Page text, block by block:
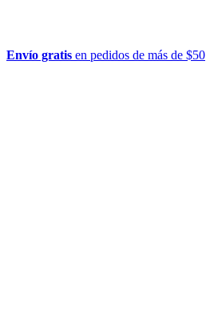
Envío gratis en pedidos de más de $50